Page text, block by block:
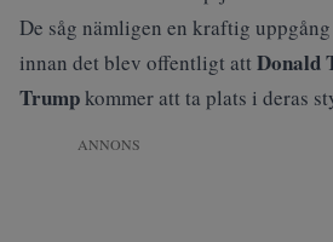
De såg nämligen en kraftig
innan det blev offentligt att Donald
Trumpkommer att ta plats i deras
ANNONS